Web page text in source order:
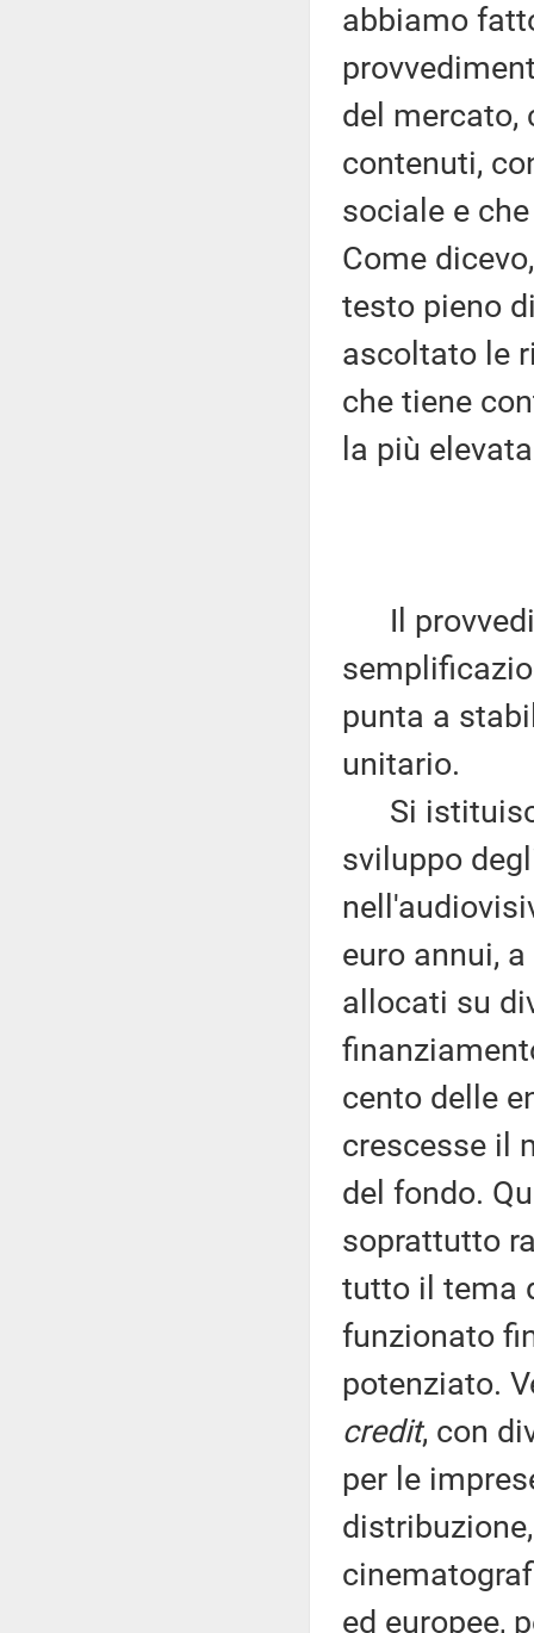
abbiamo
del mercato,
contenuti,
sociale e
Come
testo pieno
ascoltato le
che tiene
la più
Il
punta a
unitario.
Si
sviluppo
euro annui,
allocati su
cento delle
crescesse il
del fondo.
soprattutto
tutto il tema
funzionato
potenziato.
credit, con
per le
ed europee,